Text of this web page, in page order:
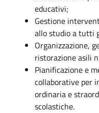
educativi;
Gestione
allo studio a tutti
Organizzazione,
ristorazione asili
Pianificazione e
collaborative per
ordinaria e
scolastiche.